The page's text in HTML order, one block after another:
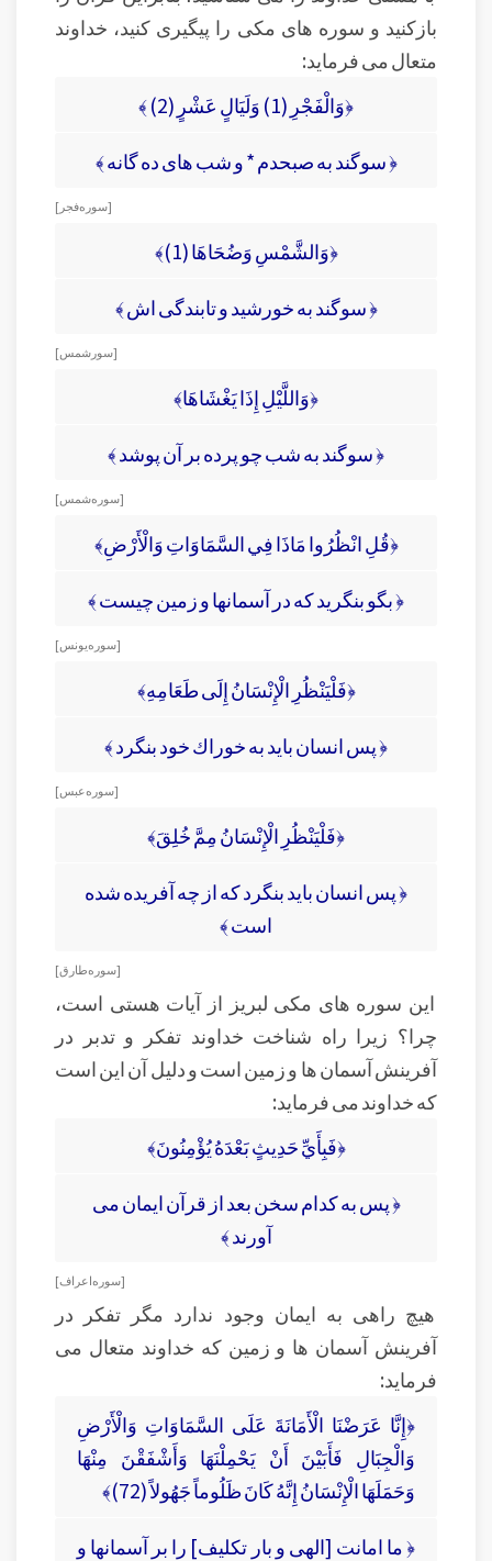
بازکنید و سوره های مکی را پیگیری کنید، خداوند
متعال می فرماید:
﴿وَالْفَجْرِ (1) وَلَيَالٍ عَشْرٍ (2) ﴾
﴿ سوگند به صبحدم * و شب های ده گانه ﴾
[ سوره فجر ]
﴿وَالشَّمْسِ وَضُحَاهَا (1)﴾
﴿ سوگند به خورشید و تابندگى‏ اش ﴾
[ سور شمس ]
﴿وَاللَّيْلِ إِذَا يَغْشَاهَا﴾
﴿ سوگند به شب چو پرده بر آن پوشد ﴾
[ سوره شمس ]
﴿قُلِ انْظُرُوا مَاذَا فِي السَّمَاوَاتِ وَالْأَرْضِ﴾
﴿ بگو بنگريد كه در آسمانها و زمين چيست ﴾
[ سوره يونس ]
﴿فَلْيَنْظُرِ الْإِنْسَانُ إِلَى طَعَامِهِ﴾
﴿ پس انسان بايد به خوراك خود بنگرد ﴾
[ سوره عبس ]
﴿فَلْيَنْظُرِ الْإِنْسَانُ مِمَّ خُلِقَ﴾
﴿ پس انسان بايد بنگرد كه از چه آفريده شده
است ﴾
[ سوره طارق ]
این سوره های مکی لبریز از آیات هستی است،
چرا؟ زیرا راه شناخت خداوند تفکر و تدبر در
آفرینش آسمان ها و زمین است و دلیل آن این است
که خداوند می فرماید:
﴿فَبِأَيِّ حَدِيثٍ بَعْدَهُ يُؤْمِنُونَ﴾
﴿ پس به كدام سخن بعد از قرآن ايمان مى
‏آورند ﴾
[ سوره اعراف ]
هیچ راهی به ایمان وجود ندارد مگر تفکر در
آفرینش آسمان ها و زمین که خداوند متعال می
فرماید:
﴿إِنَّا عَرَضْنَا الْأَمَانَةَ عَلَى السَّمَاوَاتِ وَالْأَرْضِ
وَالْجِبَالِ فَأَبَيْنَ أَنْ يَحْمِلْنَهَا وَأَشْفَقْنَ مِنْهَا
وَحَمَلَهَا الْإِنْسَانُ إِنَّهُ كَانَ ظَلُوماً جَهُولاً (72)﴾
﴿ ما امانت [الهى و بار تكليف] را بر آسمانها و